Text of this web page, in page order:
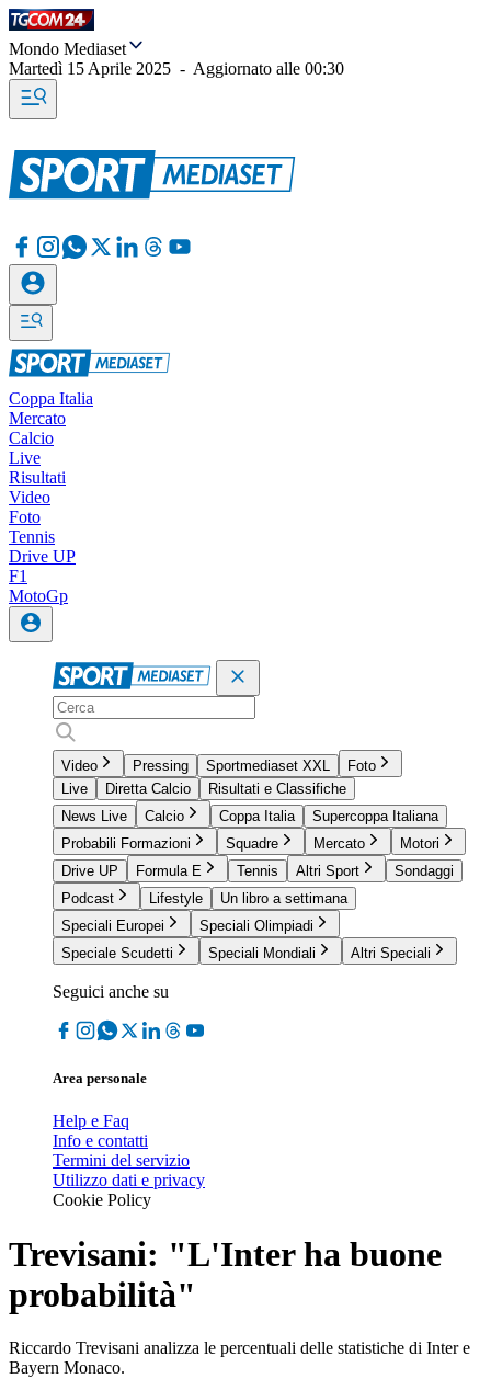
Mondo Mediaset
Martedì 15 Aprile 2025 - Aggiornato alle 00:30
Coppa Italia
Mercato
Calcio
Live
Risultati
Video
Foto
Tennis
Drive UP
F1
MotoGp
Video Pressing Sportmediaset XXL
Foto
Live
Diretta Calcio
Risultati e Classifiche
News Live
Calcio Coppa Italia
Supercoppa Italiana
Probabili Formazioni
Squadre Mercato
Motori
Drive UP
Formula E Tennis Altri Sport
Sondaggi
Podcast
Lifestyle
Un libro a settimana
Speciali Europei
Speciali Olimpiadi
Speciale Scudetti
Speciali Mondiali Altri Speciali
Seguici anche su
Area personale
Help e Faq
Info e contatti
Termini del servizio
Utilizzo dati e privacy
Cookie Policy
Trevisani: "L'Inter ha buone
probabilità"
Riccardo Trevisani analizza le percentuali delle statistiche di Inter e
Bayern Monaco.